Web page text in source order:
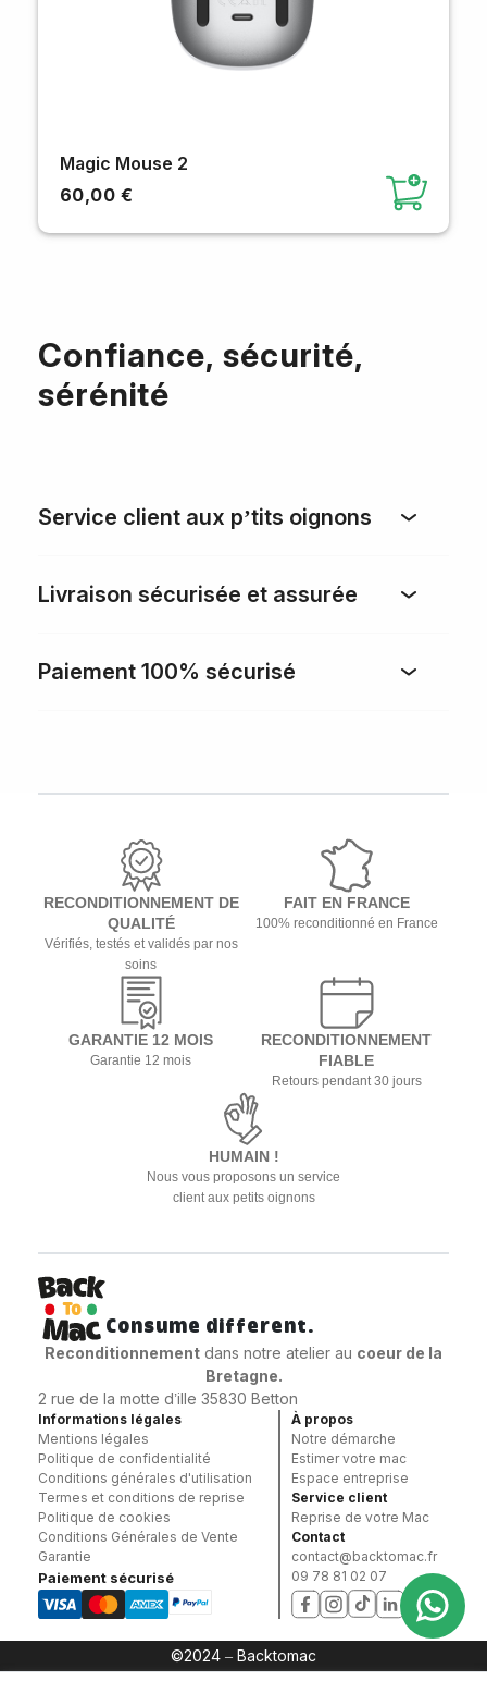
Magic Mouse 2
60,00 €
Confiance, sécurité,
sérénité
Service client aux p’tits oignons
Livraison sécurisée et assurée
Paiement 100% sécurisé
RECONDITIONNEMENT DE
QUALITÉ
Vérifiés, testés et validés par nos
soins
FAIT EN FRANCE
100% reconditionné en France
GARANTIE 12 MOIS
Garantie 12 mois
RECONDITIONNEMENT
FIABLE
Retours pendant 30 jours
HUMAIN !
Nous vous proposons un service
client aux petits oignons
Consume different.
Reconditionnement dans notre atelier au coeur de la
Bretagne.
2 rue de la motte d’ille 35830 Betton
Informations légales
Mentions légales
Politique de confidentialité
Conditions générales d'utilisation
Termes et conditions de reprise
Politique de cookies
Conditions Générales de Vente
Garantie
Paiement sécurisé
À propos
Notre démarche
Estimer votre mac
Espace entreprise
Service client
Reprise de votre Mac
Contact
contact@backtomac.fr
09 78 81 02 07
©2024 – Backtomac